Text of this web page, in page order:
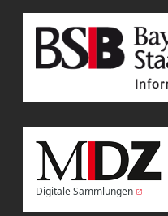
Digitale Sammlungen